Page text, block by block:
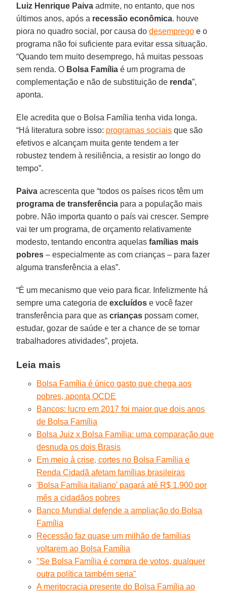
Luiz Henrique Paiva admite, no entanto, que nos
últimos anos, após a recessão econômica. houve
piora no quadro social, por causa dodesemprego e o
programa não foi suficiente para evitar essa situação.
“Quando tem muito desemprego, há muitas pessoas
sem renda. O Bolsa Família é um programa de
complementação e não de substituição de renda”,
aponta.
Ele acredita que o Bolsa Família tenha vida longa.
“Há literatura sobre isso: programas sociais que são
efetivos e alcançam muita gente tendem a ter
robustez tendem à resiliência, a resistir ao longo do
tempo”.
Paiva acrescenta que “todos os países ricos têm um
programa de transferência para a população mais
pobre. Não importa quanto o país vai crescer. Sempre
vai ter um programa, de orçamento relativamente
modesto, tentando encontra aquelasfamílias mais
pobres – especialmente as com crianças – para fazer
alguma transferência a elas”.
“É um mecanismo que veio para ficar. Infelizmente há
sempre uma categoria deexcluídos e você fazer
transferência para que ascrianças possam comer,
estudar, gozar de saúde e ter a chance de se tornar
trabalhadores atividades”, projeta.
Leia mais
Bolsa Família é único gasto que chega aos
pobres, aponta OCDE
Bancos: lucro em 2017 foi maior que dois anos
de Bolsa Família
Bolsa Juiz x Bolsa Família: uma comparação que
desnuda os dois Brasis
Em meio à crise, cortes no Bolsa Família e
Renda Cidadã afetam famílias brasileiras
'Bolsa Família italiano' pagará até R$ 1.900 por
mês a cidadãos pobres
Banco Mundial defende a ampliação do Bolsa
Família
Recessão faz quase um milhão de famílias
voltarem ao Bolsa Família
"Se Bolsa Família é compra de votos, qualquer
outra política também seria"
A meritocracia presente do Bolsa Família ao